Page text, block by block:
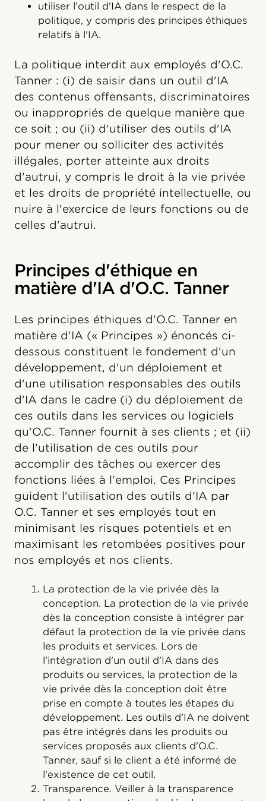
utiliser l'outil d'IA dans le respect de la
politique, y compris des principes éthiques
relatifs à l'IA.
La politique interdit aux employés d'O.C.
Tanner : (i) de saisir dans un outil d'IA
des contenus offensants, discriminatoires
ou inappropriés de quelque manière que
ce soit ; ou (ii) d'utiliser des outils d'IA
pour mener ou solliciter des activités
illégales, porter atteinte aux droits
d'autrui, y compris le droit à la vie privée
et les droits de propriété intellectuelle, ou
nuire à l'exercice de leurs fonctions ou de
celles d'autrui.
Principes d'éthique en
matière d'IA d'O.C. Tanner
Les principes éthiques d'O.C. Tanner en
matière d'IA (« Principes ») énoncés ci-
dessous constituent le fondement d'un
développement, d'un déploiement et
d'une utilisation responsables des outils
d'IA dans le cadre (i) du déploiement de
ces outils dans les services ou logiciels
qu'O.C. Tanner fournit à ses clients ; et (ii)
de l'utilisation de ces outils pour
accomplir des tâches ou exercer des
fonctions liées à l'emploi. Ces Principes
guident l'utilisation des outils d'IA par
O.C. Tanner et ses employés tout en
minimisant les risques potentiels et en
maximisant les retombées positives pour
nos employés et nos clients.
La protection de la vie privée dès la
conception. La protection de la vie privée
dès la conception consiste à intégrer par
défaut la protection de la vie privée dans
les produits et services. Lors de
l'intégration d'un outil d'IA dans des
produits ou services, la protection de la
vie privée dès la conception doit être
prise en compte à toutes les étapes du
développement. Les outils d'IA ne doivent
pas être intégrés dans les produits ou
services proposés aux clients d'O.C.
Tanner, sauf si le client a été informé de
l'existence de cet outil.
Transparence. Veiller à la transparence